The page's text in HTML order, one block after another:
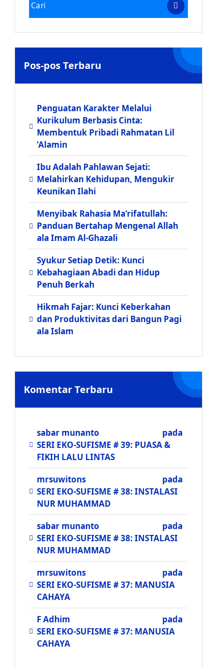
Pos-pos Terbaru
Penguatan Karakter Melalui
Kurikulum Berbasis Cinta:
Membentuk Pribadi Rahmatan Lil
‘Alamin
Ibu Adalah Pahlawan Sejati:
Melahirkan Kehidupan, Mengukir
Keunikan Ilahi
Menyibak Rahasia Ma’rifatullah:
Panduan Bertahap Mengenal Allah
ala Imam Al-Ghazali
Syukur Setiap Detik: Kunci
Kebahagiaan Abadi dan Hidup
Penuh Berkah
Hikmah Fajar: Kunci Keberkahan
dan Produktivitas dari Bangun Pagi
ala Islam
Komentar Terbaru
sabar munanto
pada
SERI EKO-SUFISME # 39: PUASA &
FIKIH LALU LINTAS
mrsuwitons
pada
SERI EKO-SUFISME # 38: INSTALASI
NUR MUHAMMAD
sabar munanto
pada
SERI EKO-SUFISME # 38: INSTALASI
NUR MUHAMMAD
mrsuwitons
pada
SERI EKO-SUFISME # 37: MANUSIA
CAHAYA
F Adhim
pada
SERI EKO-SUFISME # 37: MANUSIA
CAHAYA